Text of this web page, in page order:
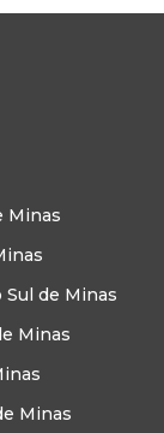
Minas
de Minas
Minas
Minas